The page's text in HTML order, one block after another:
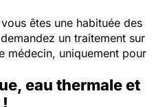
êtes une habituée des
un traitement sur
médecin, uniquement pour
eau thermale et